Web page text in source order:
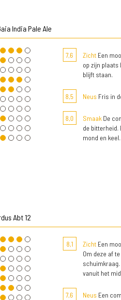
India Pale Ale
7,6 ZichtEen
op zijn plaats
blijft staan.
8,5 Neus Fris in
8,0 SmaakDe
de bitterheid.
mond en keel.
Abt 12
8,1 ZichtEen
Om deze af
vanuit het
7,6 Neus Een